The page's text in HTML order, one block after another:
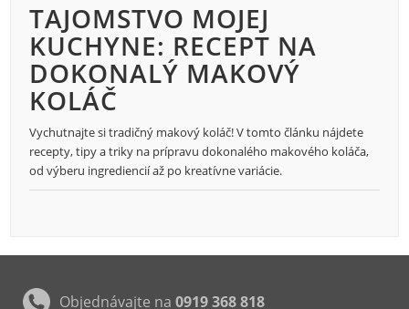
TAJOMSTVO MOJEJ
KUCHYNE: RECEPT NA
DOKONALÝ MAKOVÝ
KOLÁČ
Vychutnajte si tradičný makový koláč! V tomto článku nájdete
recepty, tipy a triky na prípravu dokonalého makového koláča,
od výberu ingrediencií až po kreatívne variácie.
Objednávajte na 0919 368 818